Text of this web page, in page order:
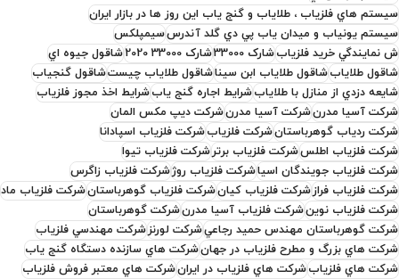
سيستم هاي فلزياب ، طلاياب و گنج ياب اين روز ها در بازار ايران
سيستم يونياب و ميدان ياب پي دي گلد آندرسسیمپلکس
ش نمايندگي خريد فلزيابشارک 33000 شارک 33000 2020
شاقول جيوه اي
شاقول طلايابشاقول طلاياب ابن سيناشاقول طلاياب چيستشاقول گنجياب
شايعه دزدي از منازل با طلايابشرايط اجاره گنج يابشرايط اخذ مجوز فلزياب
شرکت آسيا مدرنشرکت آسیا مدرنشرکت ديپ مکس المان
شرکت ردياب گوهرباستانشرکت فلزيابشرکت فلزياب اسپادانا
شرکت فلزياب اطلسشرکت فلزياب برترشرکت فلزياب تيوا
شرکت فلزياب جويندگان اسياشرکت فلزياب روژشرکت فلزياب زاگرس
شرکت فلزياب فرازشرکت فلزياب کيانشرکت فلزياب گوهرباستانشرکت فلزياب ماد
شرکت فلزياب نوينشرکت فلزیاب آسیا مدرنشرکت گوهرباستان
شرکت گوهرباستان مهندس حميد رجاعيشرکت لورنزشرکت مهندسي فلزياب
شرکت هاي بزرگ و مطرح فلزياب در جهانشرکت هاي سازنده دستگاه گنج ياب
شرکت هاي فلزيابشرکت هاي فلزياب در ايرانشرکت هاي معتبر فروش فلزياب